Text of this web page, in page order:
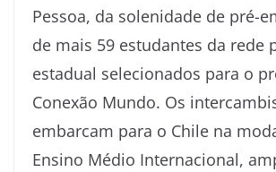
Pessoa, da solenidade de pré-
de mais 59 estudantes da rede
estadual selecionados para o
Conexão Mundo. Os
embarcam para o Chile na
Ensino Médio Internacional,